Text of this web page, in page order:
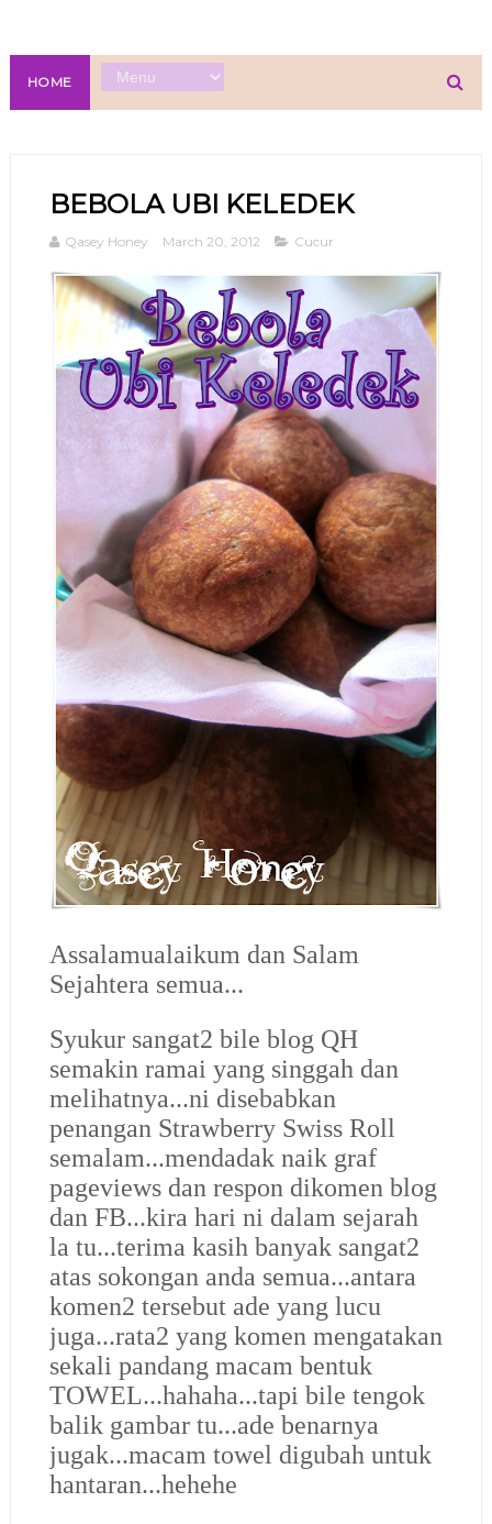
HOME
BEBOLA UBI KELEDEK
Qasey Honey March 20, 2012 Cucur
Assalamualaikum dan Salam
Sejahtera semua...
Syukur sangat2 bile blog QH
semakin ramai yang singgah dan
melihatnya...ni disebabkan
penangan Strawberry Swiss Roll
semalam...mendadak naik graf
pageviews dan respon dikomen blog
dan FB...kira hari ni dalam sejarah
la tu...terima kasih banyak sangat2
atas sokongan anda semua...antara
komen2 tersebut ade yang lucu
juga...rata2 yang komen mengatakan
sekali pandang macam bentuk
TOWEL...hahaha...tapi bile tengok
balik gambar tu...ade benarnya
jugak...macam towel digubah untuk
hantaran...hehehe